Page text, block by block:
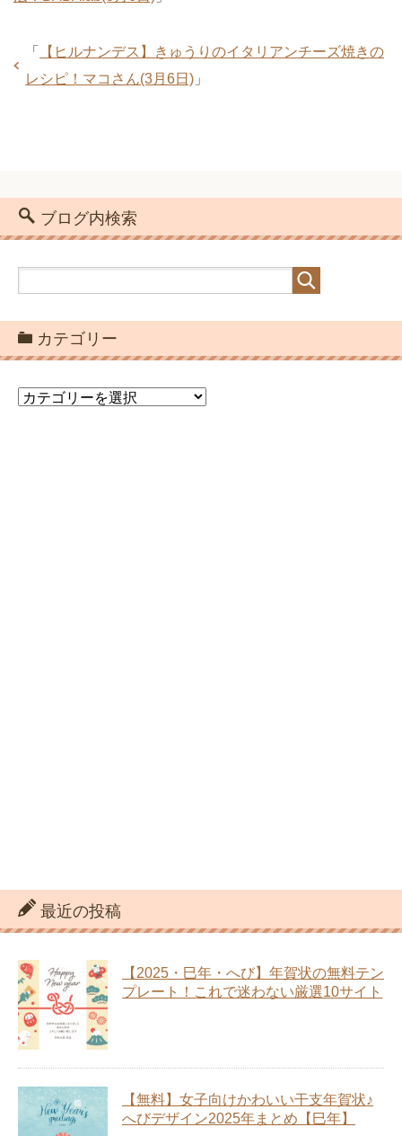
「
【ヒルナンデス】きゅうりのイタリアンチーズ焼きの
レシピ！マコさん(3月6日) 」
ブログ内検索
カテゴリー
カ
最近の投稿
【2025・巳年・へび】年賀状の無料テン
プレート！これで迷わない厳選10サイト
【無料】女子向けかわいい干支年賀状♪
へびデザイン2025年まとめ【巳年】